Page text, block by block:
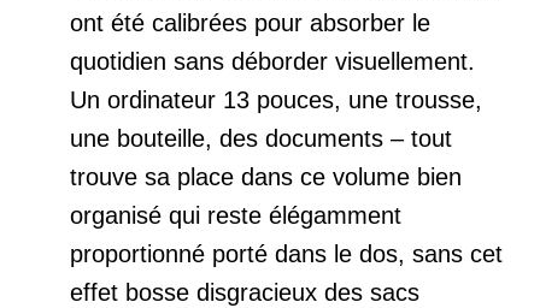
ont été calibrées pour absorber le
quotidien sans déborder visuellement.
Un ordinateur 13 pouces, une trousse,
une bouteille, des documents – tout
trouve sa place dans ce volume bien
organisé qui reste élégamment
proportionné porté dans le dos, sans cet
effet bosse disgracieux des sacs